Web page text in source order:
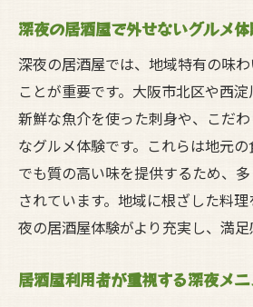
深夜の居酒屋で外せないグルメ
深夜の居酒屋では、地域特有の味
ことが重要です。大阪市北区や西淀
新鮮な魚介を使った刺身や、こだ
なグルメ体験です。これらは地元
でも質の高い味を提供するため、
されています。地域に根ざした料
夜の居酒屋体験がより充実し、満足
居酒屋利用者が重視する深夜メ